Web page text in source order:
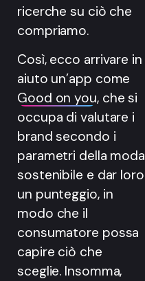
ricerche su ciò che
compriamo.
Così, ecco arrivare in
aiuto un’app come
Good on you, che si
occupa di valutare i
brand secondo i
parametri della moda
sostenibile e dar loro
un punteggio, in
modo che il
consumatore possa
capire ciò che
sceglie. Insomma,